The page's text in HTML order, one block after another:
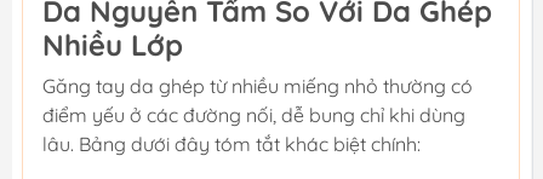
Da Nguyên Tấm So Với Da Ghép
Nhiều Lớp
Găng tay da ghép từ nhiều miếng nhỏ thường có
điểm yếu ở các đường nối, dễ bung chỉ khi dùng
lâu. Bảng dưới đây tóm tắt khác biệt chính: